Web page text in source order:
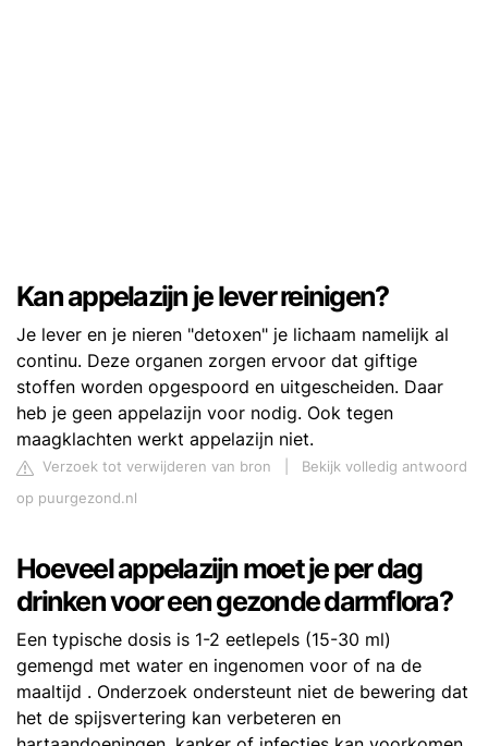
Kan appelazijn je lever reinigen?
Je lever en je nieren "detoxen" je lichaam namelijk al
continu. Deze organen zorgen ervoor dat giftige
stoffen worden opgespoord en uitgescheiden. Daar
heb je geen appelazijn voor nodig. Ook tegen
maagklachten werkt appelazijn niet.
Verzoek tot verwijderen van bron
Bekijk volledig antwoord
op puurgezond.nl
Hoeveel appelazijn moet je per dag
drinken voor een gezonde darmflora?
Een typische dosis is 1-2 eetlepels (15-30 ml)
gemengd met water en ingenomen voor of na de
maaltijd . Onderzoek ondersteunt niet de bewering dat
het de spijsvertering kan verbeteren en